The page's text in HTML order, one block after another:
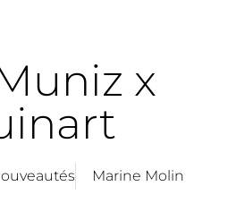
x
Marine Molin